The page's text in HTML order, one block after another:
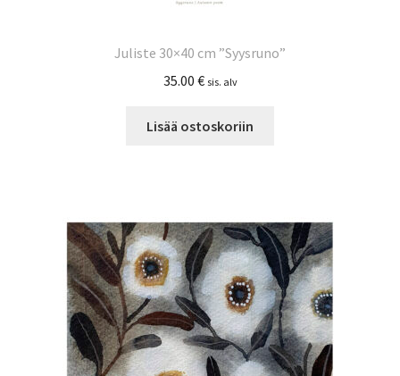
Juliste 30×40 cm ”Syysruno”
35.00 € sis. alv
Lisää ostoskoriin